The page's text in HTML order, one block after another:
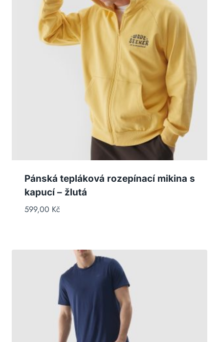
Pánská tepláková rozepínací mikina s
kapucí – žlutá
599,00 Kč